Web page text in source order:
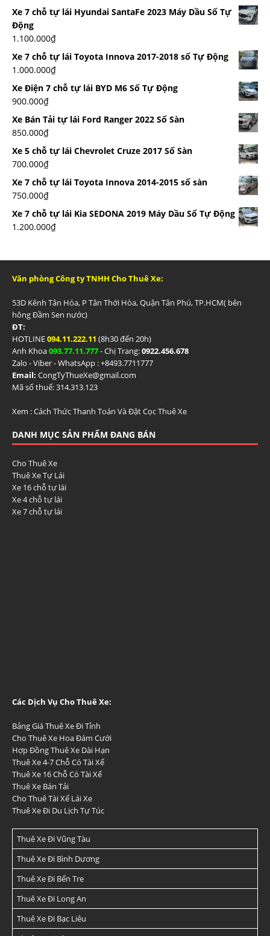
Xe 7 chỗ tự lái Hyundai SantaFe 2023 Máy Dầu Số Tự
Động
1.100.000₫
Xe 7 chỗ tự lái Toyota Innova 2017-2018 số Tự Động
1.000.000₫
Xe Điện 7 chỗ tự lái BYD M6 Số Tự Động
900.000₫
Xe Bán Tải tự lái Ford Ranger 2022 Số Sàn
850.000₫
Xe 5 chỗ tự lái Chevrolet Cruze 2017 Số Sàn
700.000₫
Xe 7 chỗ tự lái Toyota Innova 2014-2015 số sàn
750.000₫
Xe 7 chỗ tự lái Kia SEDONA 2019 Máy Dầu Số Tự Động
1.200.000₫
Văn phòng Công ty TNHH Cho Thuê Xe:
53D Kênh Tân Hóa, P Tân Thới Hòa, Quận Tân Phú, TP.HCM( bên
hông Đầm Sen nước)
ĐT:
HOTLINE094.11.222.11 (8h30 đến 20h)
Anh Khoa093.77.11.777- Chị Trang:0922.456.678
Zalo - Viber - WhatsApp : +8493.7711777
Email: CongTyThueXe@gmail.com
Mã số thuế: 314.313.123
Xem :Cách Thức Thanh Toán Và Đặt Cọc Thuê Xe
DANH MỤC SẢN PHẨM ĐANG BÁN
Cho Thuê Xe
Thuê Xe Tự Lái
Xe 16 chỗ tự lái
Xe 4 chỗ tự lái
Xe 7 chỗ tự lái
Các Dịch Vụ Cho Thuê Xe:
Bảng Giá Thuê Xe Đi Tỉnh
Cho Thuê Xe Hoa Đám Cưới
Hợp Đồng Thuê Xe Dài Hạn
Thuê Xe 4-7 Chỗ Có Tài Xế
Thuê Xe 16 Chỗ Có Tài Xế
Thuê Xe Bán Tải
Cho Thuê Tài Xế Lái Xe
Thuê Xe Đi Du Lịch Tự Túc
Thuê Xe Đi Vũng Tàu
Thuê Xe Đi Bình Dương
Thuê Xe Đi Bến Tre
Thuê Xe Đi Long An
Thuê Xe Đi Bạc Liêu